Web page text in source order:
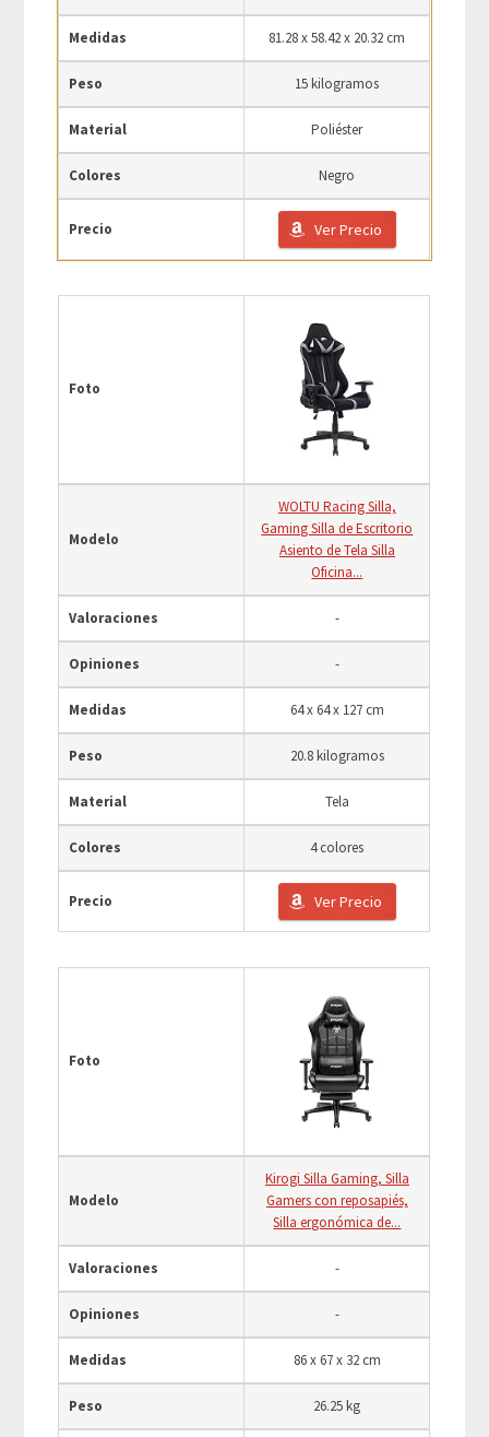
Medidas 81.28 x 58.42 x 20.32 cm
Peso 15 kilogramos
Material Poliéster
Colores Negro
Precio Ver Precio
Foto
Modelo
WOLTU Racing Silla,
Gaming Silla de Escritorio
Asiento de Tela Silla
Oficina...
Valoraciones -
Opiniones -
Medidas 64 x 64 x 127 cm
Peso 20.8 kilogramos
Material Tela
Colores 4 colores
Precio Ver Precio
Foto
Modelo
Kirogi Silla Gaming, Silla
Gamers con reposapiés,
Silla ergonómica de...
Valoraciones -
Opiniones -
Medidas 86 x 67 x 32 cm
Peso 26.25 kg